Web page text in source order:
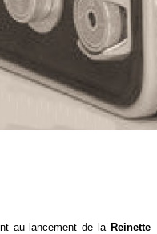
au lancement de la Reinette